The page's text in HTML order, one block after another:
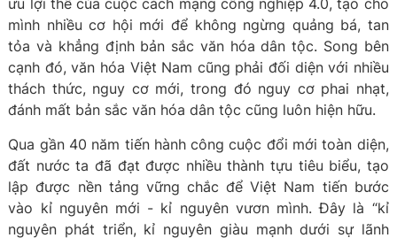
ưu lợi thế của cuộc cách mạng công nghiệp 4.0, tạo cho
mình nhiều cơ hội mới để không ngừng quảng bá, tan
tỏa và khẳng định bản sắc văn hóa dân tộc. Song bên
cạnh đó, văn hóa Việt Nam cũng phải đối diện với nhiều
thách thức, nguy cơ mới, trong đó nguy cơ phai nhạt,
đánh mất bản sắc văn hóa dân tộc cũng luôn hiện hữu.
Qua gần 40 năm tiến hành công cuộc đổi mới toàn diện,
đất nước ta đã đạt được nhiều thành tựu tiêu biểu, tạo
lập được nền tảng vững chắc để Việt Nam tiến bước
vào kỉ nguyên mới - kỉ nguyên vươn mình. Đây là “kỉ
nguyên phát triển, kỉ nguyên giàu mạnh dưới sự lãnh